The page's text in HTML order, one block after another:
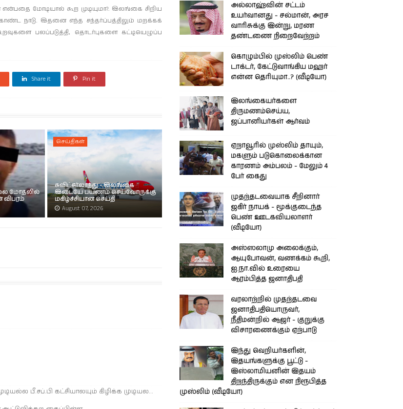
மோடியால் கூற முடியுமா?. இலங்கை சிறிய
நாடு. இதனை எந்த சந்தர்ப்பத்திலும் மறக்கக்
பலப்படுத்தி, தொடர்புகளை கட்டியெழுப்ப
Share it Pin it
மோதலில்
விபரம்
செய்திகள்
சுவிட்சர்லாந்து - இலங்கை
இடையே பயணம் செய்வோருக்கு
மகிழ்ச்சியான செய்தி
August 07, 2026
பீ.சப்.பி கட்சியாலயும் கிழிக்க முடியல...
அல்லாஹ்வின் சட்டம்
உயர்வானது - சல்மான், அரச
வாரிசுக்கு இன்று, மரண
தண்டணை நிறைவேற்றம்
கொழும்பில் முஸ்லிம் பெண்
டாக்டர், கேட்டுவாங்கிய மஹர்
என்ன தெரியுமா..? (வீடியோ)
இலங்கையர்களை
திருமணம்செய்ய,
ஜப்பானியர்கள் ஆர்வம்
ஏறாவூரில் முஸ்லிம் தாயும்,
மகளும் படுகொலைக்கான
காரணம் அம்பலம் - மேலும் 4
பேர் கைது
முதற்தடவையாக சீறினார்
ஜகிர் நாயக் - மூக்குடைந்த
பெண் ஊடகவியலாளர்
(வீடியோ)
அஸ்ஸலாமு அலைக்கும்,
ஆயுபோவன், வணக்கம் கூறி,
ஐ.நா.வில் உரையை
ஆரம்பித்த ஜனாதிபதி
வரலாற்றில் முதற்தடவை
ஜனாதிபதியொருவர்,
நீதிமன்றில் ஆஜர் - குறுக்கு
விசாரணைக்கும் ஏற்பாடு
இந்து வெறியர்களின்,
இதயங்களுக்கு பூட்டு -
இஸ்லாமியனின் இதயம்
திறந்திருக்கும் என நிரூபித்த
முஸ்லிம் (வீடியோ)